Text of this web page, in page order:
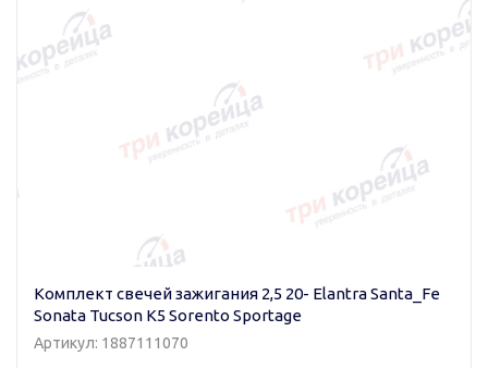
Комплект свечей зажигания 2,5 20- Elantra Santa_Fe
Sonata Tucson K5 Sorento Sportage
Артикул: 1887111070